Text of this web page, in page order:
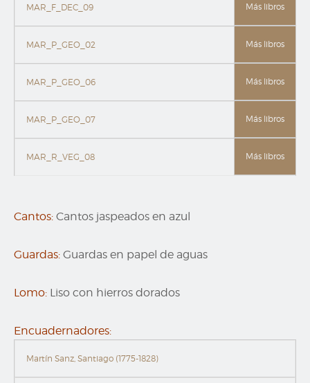
MAR_F_DEC_09 Más libros
MAR_P_GEO_02 Más libros
MAR_P_GEO_06 Más libros
MAR_P_GEO_07 Más libros
MAR_R_VEG_08 Más libros
Cantos: Cantos jaspeados en azul
Guardas: Guardas en papel de aguas
Lomo: Liso con hierros dorados
Encuadernadores:
Martín Sanz, Santiago (1775-1828)